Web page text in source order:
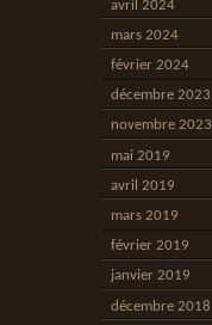
avril 2024
mars 2024
février 2024
décembre 2023
novembre 2023
mai 2019
avril 2019
mars 2019
février 2019
janvier 2019
décembre 2018